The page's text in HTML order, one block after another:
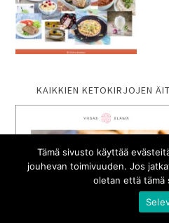
KAIKKIEN KETOKIRJOJEN
Tämä sivusto käyttää
jouhevan toimivuuden. Jos
oletan että tämä